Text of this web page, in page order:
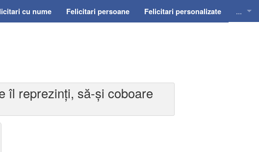
cu nume Felicitari persoane Felicitari personalizate ...
îl reprezinţi, să-și coboare